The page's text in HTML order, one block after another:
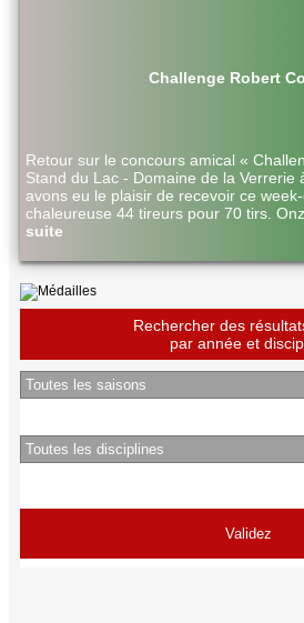
Challenge Robert
Retour sur le concours amical «
Stand du Lac - Domaine de la Verrerie
avons eu le plaisir de recevoir ce
chaleureuse 44 tireurs pour 70 tirs.
suite
Rechercher des
par année et